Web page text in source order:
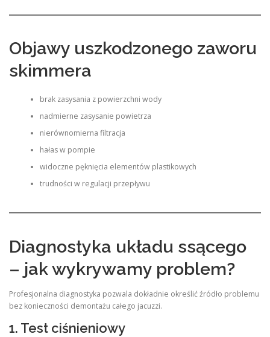
Objawy uszkodzonego zaworu
skimmera
brak zasysania z powierzchni wody
nadmierne zasysanie powietrza
nierównomierna filtracja
hałas w pompie
widoczne pęknięcia elementów plastikowych
trudności w regulacji przepływu
Diagnostyka układu ssącego
– jak wykrywamy problem?
Profesjonalna diagnostyka pozwala dokładnie określić źródło problemu
bez konieczności demontażu całego jacuzzi.
1. Test ciśnieniowy